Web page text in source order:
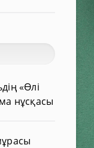
«Өлі
нұсқасы